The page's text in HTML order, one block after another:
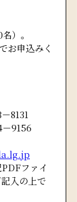
）。
お申込みく
8131
9156
ファイ
入の上で